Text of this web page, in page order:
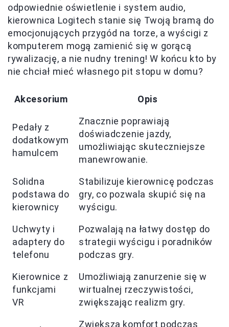
odpowiednie oświetlenie i system audio,
kierownica Logitech stanie się Twoją bramą do
emocjonujących przygód na torze, a wyścigi z
komputerem mogą zamienić się w gorącą
rywalizację, a nie nudny trening! W końcu kto by
nie chciał mieć własnego pit stopu w domu?
Akcesorium Opis
Pedały z
dodatkowym
hamulcem
Znacznie poprawiają
doświadczenie jazdy,
umożliwiając skuteczniejsze
manewrowanie.
Solidna
podstawa do
kierownicy
Stabilizuje kierownicę podczas
gry, co pozwala skupić się na
wyścigu.
Uchwyty i
adaptery do
telefonu
Pozwalają na łatwy dostęp do
strategii wyścigu i poradników
podczas gry.
Kierownice z
funkcjami
VR
Umożliwiają zanurzenie się w
wirtualnej rzeczywistości,
zwiększając realizm gry.
Zwiększa komfort podczas